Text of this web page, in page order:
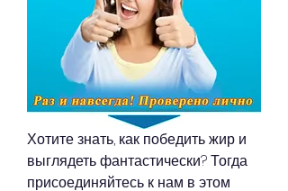
Хотите знать, как победить жир и
выглядеть фантастически? Тогда
присоединяйтесь к нам в этом